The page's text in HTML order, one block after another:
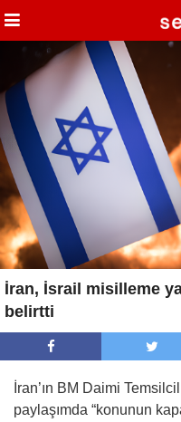
İran, İsrail misilleme
belirtti
İran’ın BM Daimi
paylaşımda “konunun